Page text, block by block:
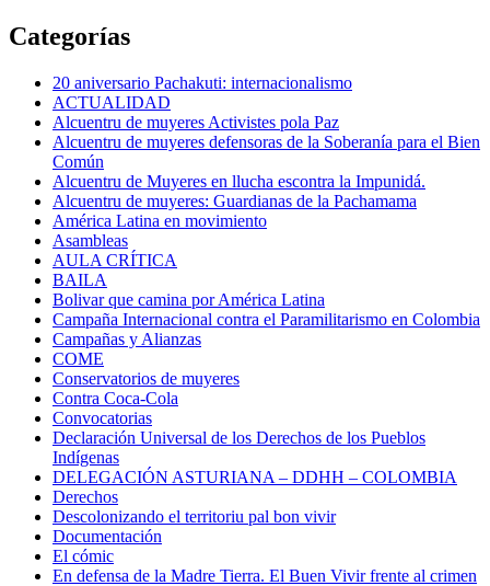
Categorías
20 aniversario Pachakuti: internacionalismo
ACTUALIDAD
Alcuentru de muyeres Activistes pola Paz
Alcuentru de muyeres defensoras de la Soberanía para el Bien
Común
Alcuentru de Muyeres en llucha escontra la Impunidá.
Alcuentru de muyeres: Guardianas de la Pachamama
América Latina en movimiento
Asambleas
AULA CRÍTICA
BAILA
Bolivar que camina por América Latina
Campaña Internacional contra el Paramilitarismo en Colombia
Campañas y Alianzas
COME
Conservatorios de muyeres
Contra Coca-Cola
Convocatorias
Declaración Universal de los Derechos de los Pueblos
Indígenas
DELEGACIÓN ASTURIANA – DDHH – COLOMBIA
Derechos
Descolonizando el territoriu pal bon vivir
Documentación
El cómic
En defensa de la Madre Tierra. El Buen Vivir frente al crimen